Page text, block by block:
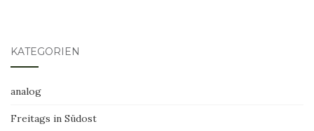
KATEGORIEN
analog
Freitags in Südost